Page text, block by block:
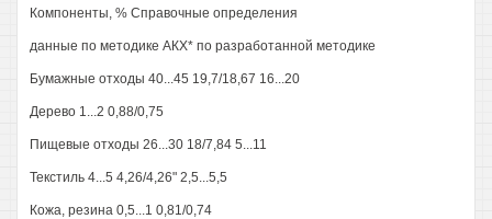
Компоненты, % Справочные определения
данные по методике АКХ* по разработанной методике
Бумажные отходы 40...45 19,7/18,67 16...20
Дерево 1...2 0,88/0,75
Пищевые отходы 26...30 18/7,84 5...11
Текстиль 4...5 4,26/4,26" 2,5...5,5
Кожа, резина 0,5...1 0,81/0,74